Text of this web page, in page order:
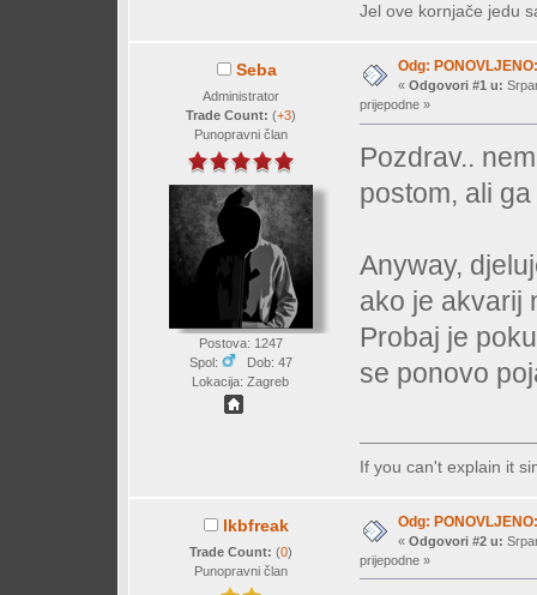
Jel ove kornjače jedu
Seba
Administrator
Trade Count: (+3)
Punopravni član
Postova: 1247
Spol:
Dob: 47
Lokacija: Zagreb
Odg:
« Odgovori #1 u:
prijepodne »
Pozdrav..
postom, ali
Anyway,
ako je akvarij
Probaj je
se ponovo
If you can't explain it
lkbfreak
Trade Count: (0)
Punopravni član
Odg:
« Odgovori #2 u:
prijepodne »